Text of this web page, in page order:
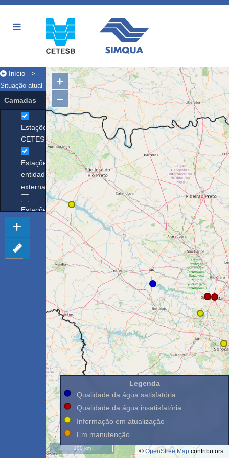
+
–
© OpenStreetMapcontributors.
100 km
Início >
Situação atual
Camadas
Estações
CETESB
Estações
entidades
externas
Estações
desativadas
Camadas
de apoio
urbanas
(Datageo)
UGRHI
Enquadramento
Estados
brasileiros
Municípios
Paulo
Imagens
Legenda
Qualidade da água satisfatória
Qualidade da água insatisfatória
Informação em atualização
Em manutenção